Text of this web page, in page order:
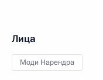
Лица
Моди Нарендра